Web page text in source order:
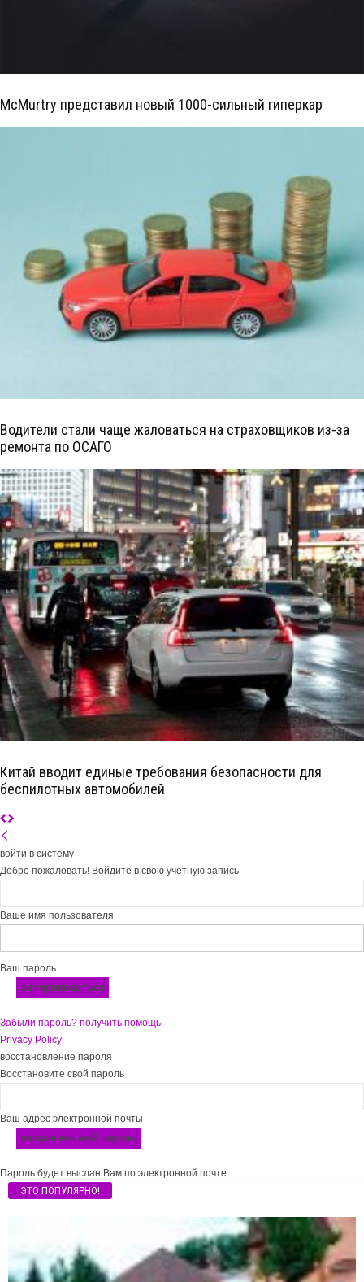
McMurtry представил новый 1000-сильный гиперкар
Водители стали чаще жаловаться на страховщиков из-за
ремонта по ОСАГО
Китай вводит единые требования безопасности для
беспилотных автомобилей
войти в систему
Добро пожаловать! Войдите в свою учётную запись
Ваше имя пользователя
Ваш пароль
Забыли пароль? получить помощь
Privacy Policy
восстановление пароля
Восстановите свой пароль
Ваш адрес электронной почты
Пароль будет выслан Вам по электронной почте.
ЭТО ПОПУЛЯРНО!